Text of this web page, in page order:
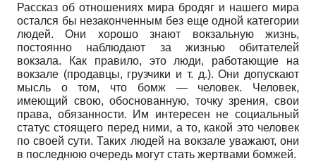
Рассказ об отношениях мира бродяг и нашего мира
остался бы незаконченным без еще одной категории
людей. Они хорошо знают вокзальную жизнь,
постоянно наблюдают за жизнью обитателей
вокзала. Как правило, это люди, работающие на
вокзале (продавцы, грузчики и т. д.). Они допускают
мысль о том, что бомж — человек. Человек,
имеющий свою, обоснованную, точку зрения, свои
права, обязанности. Им интересен не социальный
статус стоящего перед ними, а то, какой это человек
по своей сути. Таких людей на вокзале уважают, они
в последнюю очередь могут стать жертвами бомжей.